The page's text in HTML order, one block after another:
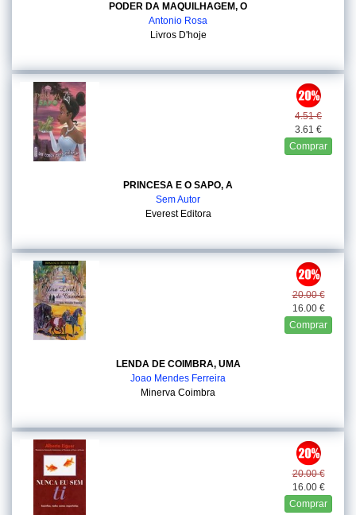
PODER DA MAQUILHAGEM, O
Antonio Rosa
Livros D'hoje
4.51 €
3.61 €
Comprar
PRINCESA E O SAPO, A
Sem Autor
Everest Editora
20.00 €
16.00 €
Comprar
LENDA DE COIMBRA, UMA
Joao Mendes Ferreira
Minerva Coimbra
20.00 €
16.00 €
Comprar